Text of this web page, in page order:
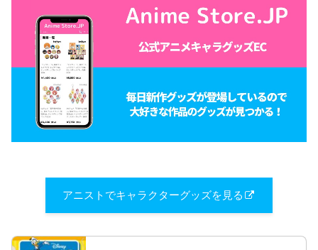
アニストでキャラクターグッズを見る